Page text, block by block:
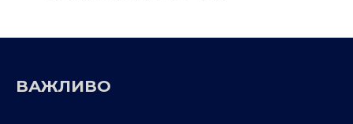
ВАЖЛИВО